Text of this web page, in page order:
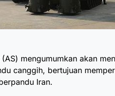
mengumumkan akan
canggih, bertujuan
Iran.